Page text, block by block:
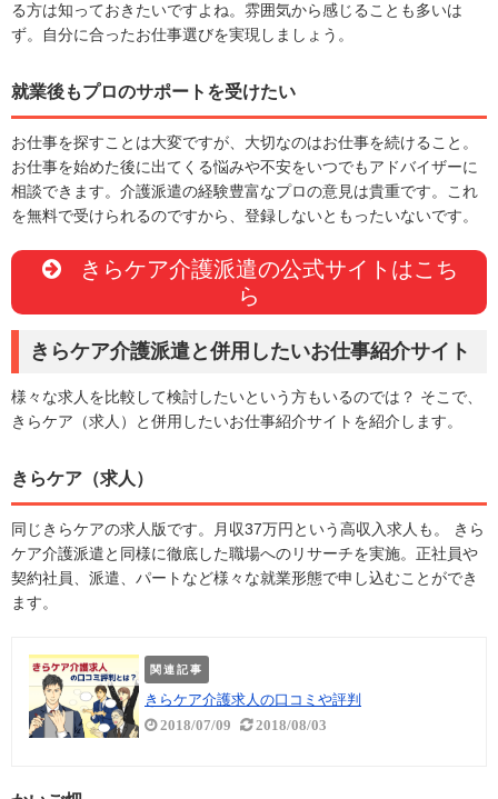
る方は知っておきたいですよね。雰囲気から感じることも多いは
ず。自分に合ったお仕事選びを実現しましょう。
就業後もプロのサポートを受けたい
お仕事を探すことは大変ですが、大切なのはお仕事を続けること。
お仕事を始めた後に出てくる悩みや不安をいつでもアドバイザーに
相談できます。介護派遣の経験豊富なプロの意見は貴重です。これ
を無料で受けられるのですから、登録しないともったいないです。
きらケア介護派遣の公式サイトはこち
ら
きらケア介護派遣と併用したいお仕事紹介サイト
様々な求人を比較して検討したいという方もいるのでは？ そこで、
きらケア（求人）と併用したいお仕事紹介サイトを紹介します。
きらケア（求人）
同じきらケアの求人版です。月収37万円という高収入求人も。 きら
ケア介護派遣と同様に徹底した職場へのリサーチを実施。正社員や
契約社員、派遣、パートなど様々な就業形態で申し込むことができ
ます。
関連記事
きらケア介護求人の口コミや評判
2018/07/09 2018/08/03